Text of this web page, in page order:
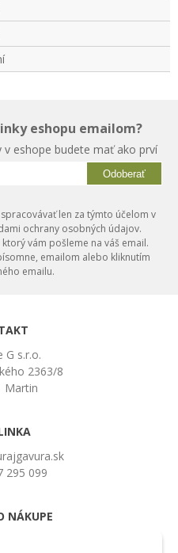
eshopu emailom?
v eshope budete mať ako prví
Odoberať
len za týmto účelom v
ochrany osobných údajov.
vám pošleme na váš email.
emailom alebo kliknutím
emailu.
G s.r.o.
2363/8
Martin
295 099
NÁKUPE